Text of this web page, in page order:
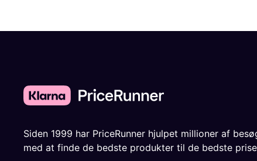
Siden 1999 har PriceRunner hjulpet millioner af
med at finde de bedste produkter til de bedste